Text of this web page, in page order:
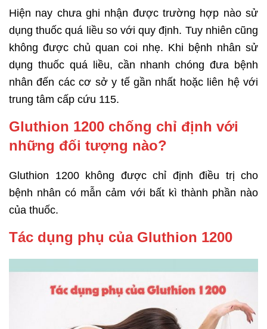
Hiện nay chưa ghi nhận được trường hợp nào sử
dụng thuốc quá liều so với quy định. Tuy nhiên cũng
không được chủ quan coi nhẹ. Khi bệnh nhân sử
dụng thuốc quá liều, cần nhanh chóng đưa bệnh
nhân đến các cơ sở y tế gần nhất hoặc liên hệ với
trung tâm cấp cứu 115.
Gluthion 1200 chống chỉ định với
những đối tượng nào?
Gluthion 1200 không được chỉ định điều trị cho
bệnh nhân có mẫn cảm với bất kì thành phần nào
của thuốc.
Tác dụng phụ của Gluthion 1200